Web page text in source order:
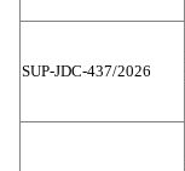
SUP-JDC-437/2026